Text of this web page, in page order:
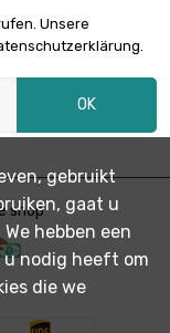
Unsere
OK
shop
gebruikt
gaat u
hebben een
u nodig heeft om
die we